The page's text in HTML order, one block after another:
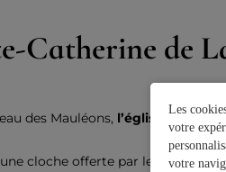
Catherine de
des Mauléons, l’église Sainte-
cloche offerte par le cardinal
Les
votre
votre